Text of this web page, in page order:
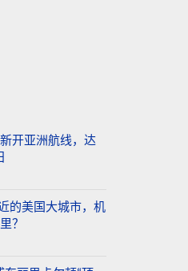
开亚洲航线，达
的美国大城市，机
？